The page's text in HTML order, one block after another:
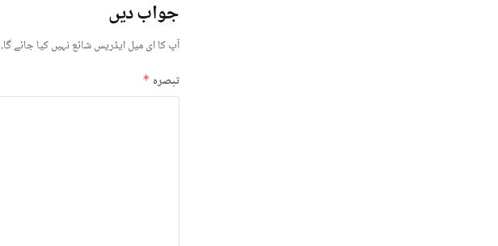
جواب دیں
آپ کا ای میل ایڈریس شائع نہیں کیا جائے گا۔
تبصرہ *